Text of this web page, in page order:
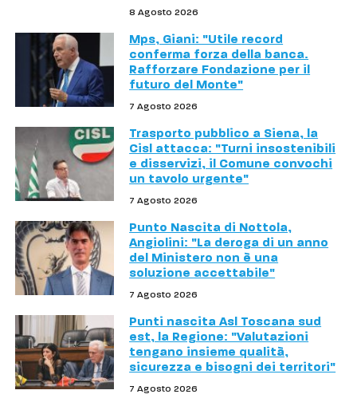
8 Agosto 2026
Mps, Giani: "Utile record
conferma forza della banca.
Rafforzare Fondazione per il
futuro del Monte"
7 Agosto 2026
Trasporto pubblico a Siena, la
Cisl attacca: "Turni insostenibili
e disservizi, il Comune convochi
un tavolo urgente"
7 Agosto 2026
Punto Nascita di Nottola,
Angiolini: "La deroga di un anno
del Ministero non è una
soluzione accettabile"
7 Agosto 2026
Punti nascita Asl Toscana sud
est, la Regione: "Valutazioni
tengano insieme qualità,
sicurezza e bisogni dei territori"
7 Agosto 2026